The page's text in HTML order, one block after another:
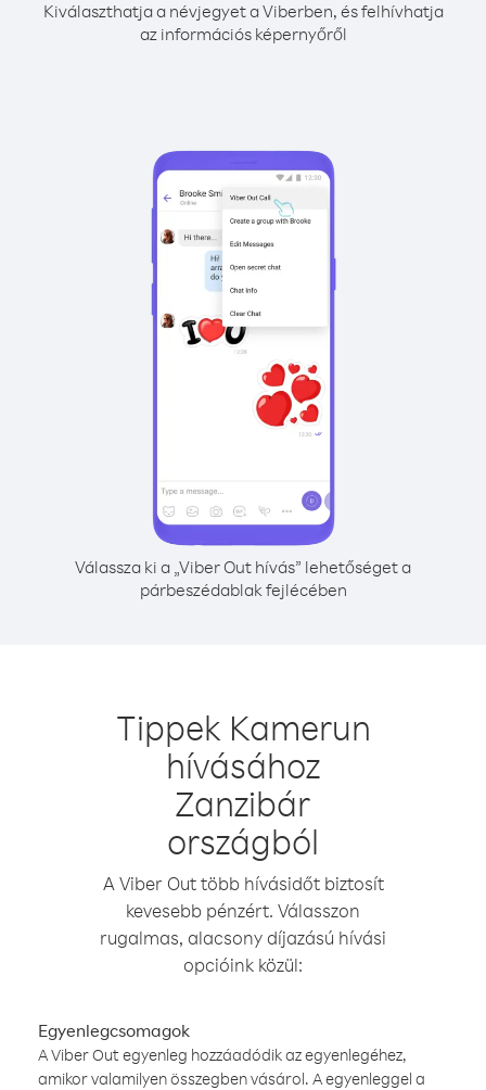
Kiválaszthatja a névjegyet a Viberben, és felhívhatja
az információs képernyőről
Válassza ki a „Viber Out hívás” lehetőséget a
párbeszédablak fejlécében
Tippek Kamerun
hívásához
Zanzibár
országból
A Viber Out több hívásidőt biztosít
kevesebb pénzért. Válasszon
rugalmas, alacsony díjazású hívási
opcióink közül:
Egyenlegcsomagok
A Viber Out egyenleg hozzáadódik az egyenlegéhez,
amikor valamilyen összegben vásárol. A egyenleggel a